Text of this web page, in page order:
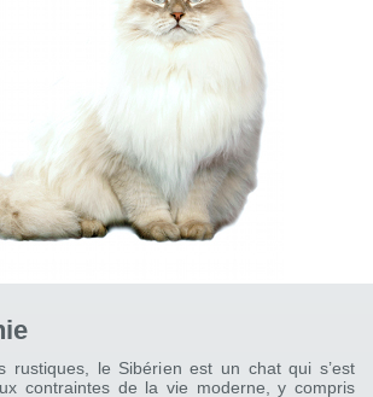
rustiques, le Sibérien est un chat qui s’est
contraintes de la vie moderne, y compris